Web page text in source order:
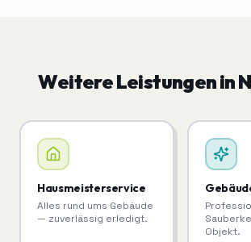
Weitere Leistungen in
Hausmeisterservice
Alles rund ums Gebäude
— zuverlässig erledigt.
Objekt.